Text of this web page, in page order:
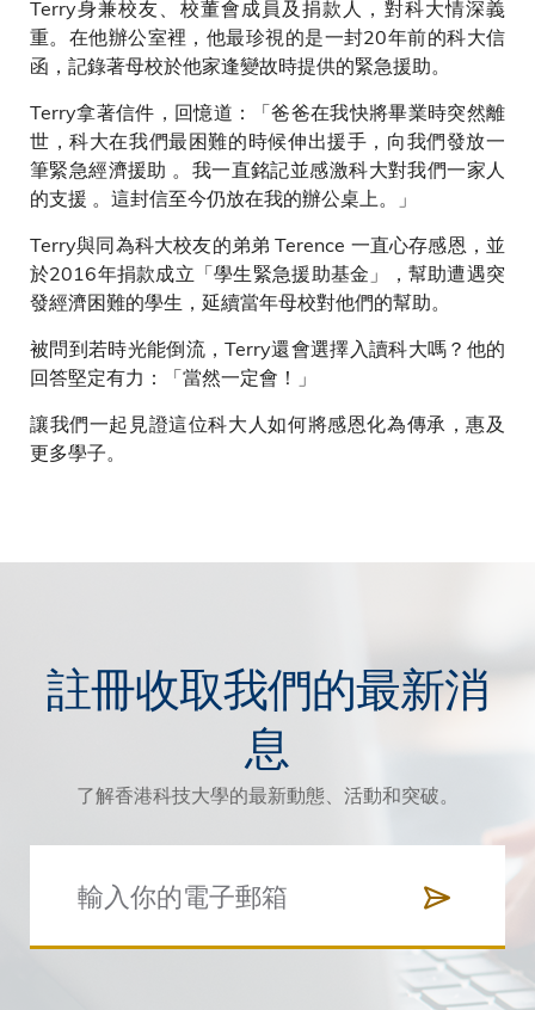
Terry身兼校友、校董會成員及捐款人，對科大情深義
重。在他辦公室裡，他最珍視的是一封20年前的科大信
函，記錄著母校於他家逢變故時提供的緊急援助。
Terry拿著信件，回憶道：「爸爸在我快將畢業時突然離
世，科大在我們最困難的時候伸出援手，向我們發放一
筆緊急經濟援助 。我一直銘記並感激科大對我們一家人
的支援 。這封信至今仍放在我的辦公桌上。」
Terry與同為科大校友的弟弟 Terence 一直心存感恩，並
於2016年捐款成立「學生緊急援助基金」，幫助遭遇突
發經濟困難的學生，延續當年母校對他們的幫助。
被問到若時光能倒流，Terry還會選擇入讀科大嗎？他的
回答堅定有力：「當然一定會！」
讓我們一起見證這位科大人如何將感恩化為傳承，惠及
更多學子。
註冊收取我們的最新消
息
了解香港科技大學的最新動態、活動和突破。